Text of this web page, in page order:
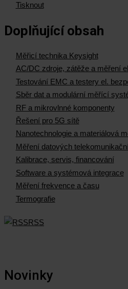
Tisknout
Doplňující obsah
Měřicí technika Keysight
AC/DC zdroje, zátěže a měření
Testování EMC a testery el.
Sběr dat a modulární měřící
RF a mikrovlnné komponenty
Řešení pro 5G sítě
Nanotechnologie a materiálová
Měření datových
Kalibrace, servis, financování
Software a systémová integrace
Měření frekvence a času
Termografie
RSS
Novinky